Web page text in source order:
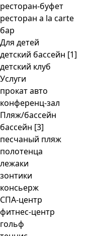
ресторан-буфет
ресторан a la carte
бар
Для детей
детский бассейн [1]
детский клуб
Услуги
прокат авто
конференц-зал
Пляж/бассейн
бассейн [3]
песчаный пляж
полотенца
лежаки
зонтики
консьерж
СПА-центр
фитнес-центр
гольф